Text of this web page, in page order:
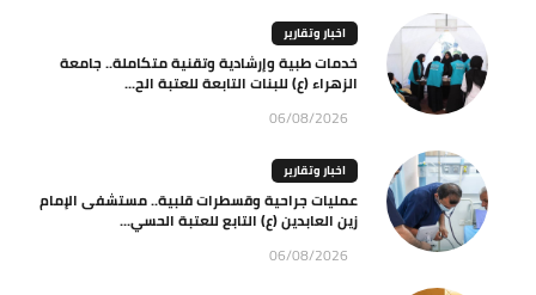
اخبار وتقارير
خدمات طبية وإرشادية وتقنية متكاملة.. جامعة
الزهراء (ع) للبنات التابعة للعتبة الح...
06/08/2026
اخبار وتقارير
عمليات جراحية وقسطرات قلبية.. مستشفى الإمام
زين العابدين (ع) التابع للعتبة الحسي...
06/08/2026